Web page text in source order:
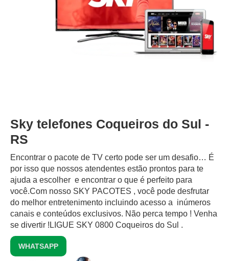
Sky telefones Coqueiros do Sul -
RS
Encontrar o pacote de TV certo pode ser um desafio… É
por isso que nossos atendentes estão prontos para te
ajuda a escolher e encontrar o que é perfeito para
você.Com nosso SKY PACOTES , você pode desfrutar
do melhor entretenimento incluindo acesso a inúmeros
canais e conteúdos exclusivos.‍ Não perca tempo ! Venha
se divertir !LIGUE SKY 0800 Coqueiros do Sul .
WHATSAPP